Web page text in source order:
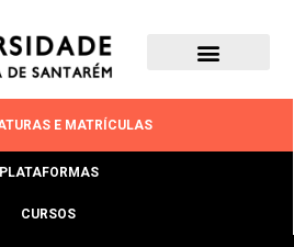
E MATRÍCULAS
PLATAFORMAS
CURSOS